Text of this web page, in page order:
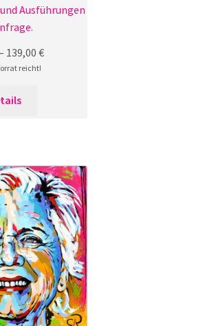
Ausführungen
139,00€
reicht!
auf.
Die
Optionen
können
auf
der
Produktseite
gewählt
werden